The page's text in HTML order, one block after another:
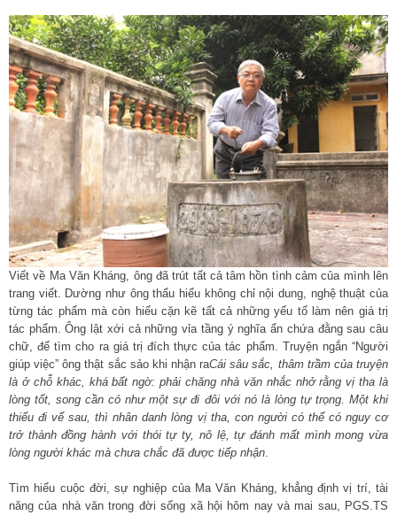
Viết về Ma Văn Kháng, ông đã trút tất cả tâm hồn tình cảm của mình lên
trang viết. Dường như ông thấu hiểu không chỉ nội dung, nghệ thuật của
từng tác phẩm mà còn hiểu cặn kẽ tất cả những yếu tố làm nên giá trị
tác phẩm. Ông lật xới cả những vỉa tầng ý nghĩa ẩn chứa đằng sau câu
chữ, để tìm cho ra giá trị đích thực của tác phẩm. Truyện ngắn “Người
giúp việc” ông thật sắc sảo khi nhận raCái sâu sắc, thâm trầm của truyện
là ở chỗ khác, khá bất ngờ: phải chăng nhà văn nhắc nhở rằng vị tha là
lòng tốt, song cần có như một sự đi đôi với nó là lòng tự trọng. Một khi
thiếu đi vế sau, thì nhân danh lòng vị tha, con người có thể có nguy cơ
trở thành đồng hành với thói tự ty, nô lệ, tự đánh mất mình mong vừa
lòng người khác mà chưa chắc đã được tiếp nhận.
Tìm hiểu cuộc đời, sự nghiệp của Ma Văn Kháng, khẳng định vị trí, tài
năng của nhà văn trong đời sống xã hội hôm nay và mai sau, PGS.TS